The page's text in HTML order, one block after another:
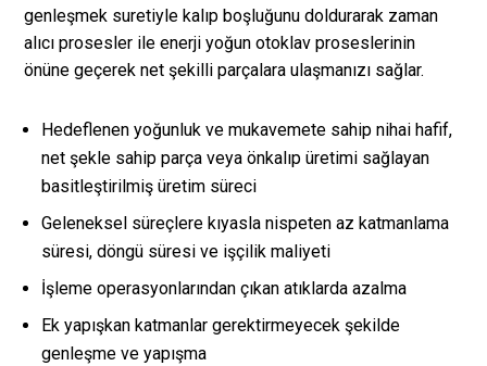
genleşmek suretiyle kalıp boşluğunu doldurarak zaman
alıcı prosesler ile enerji yoğun otoklav proseslerinin
önüne geçerek net şekilli parçalara ulaşmanızı sağlar.
Hedeflenen yoğunluk ve mukavemete sahip nihai hafif,
net şekle sahip parça veya önkalıp üretimi sağlayan
basitleştirilmiş üretim süreci
Geleneksel süreçlere kıyasla nispeten az katmanlama
süresi, döngü süresi ve işçilik maliyeti
İşleme operasyonlarından çıkan atıklarda azalma
Ek yapışkan katmanlar gerektirmeyecek şekilde
genleşme ve yapışma